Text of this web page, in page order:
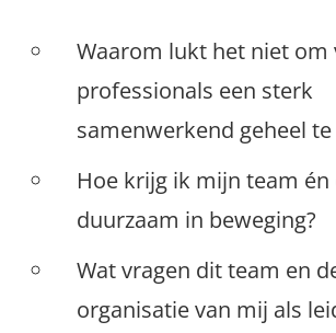
Waarom lukt het niet om
professionals een sterk
samenwerkend geheel
Hoe krijg ik mijn team
duurzaam in beweging?
Wat vragen dit team en
organisatie van mij als